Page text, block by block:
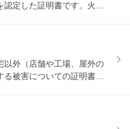
定した証明書です。火災
以外（店舗や工場、屋外の
被害についての証明書で